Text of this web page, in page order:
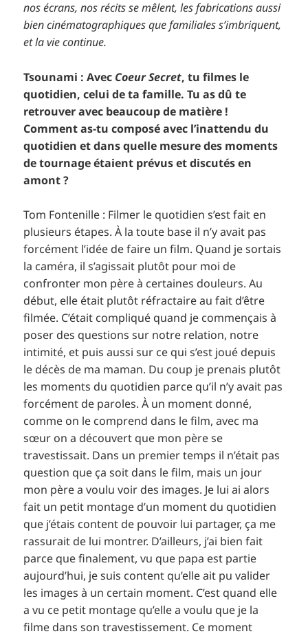
nos écrans, nos récits se mêlent, les fabrications aussi
bien cinématographiques que familiales s’imbriquent,
et la vie continue.
Tsounami : Avec Coeur Secret, tu filmes le
quotidien, celui de ta famille. Tu as dû te
retrouver avec beaucoup de matière !
Comment as-tu composé avec l’inattendu du
quotidien et dans quelle mesure des moments
de tournage étaient prévus et discutés en
amont ?
Tom Fontenille : Filmer le quotidien s’est fait en
plusieurs étapes. À la toute base il n’y avait pas
forcément l’idée de faire un film. Quand je sortais
la caméra, il s’agissait plutôt pour moi de
confronter mon père à certaines douleurs. Au
début, elle était plutôt réfractaire au fait d’être
filmée. C’était compliqué quand je commençais à
poser des questions sur notre relation, notre
intimité, et puis aussi sur ce qui s’est joué depuis
le décès de ma maman. Du coup je prenais plutôt
les moments du quotidien parce qu’il n’y avait pas
forcément de paroles. À un moment donné,
comme on le comprend dans le film, avec ma
sœur on a découvert que mon père se
travestissait. Dans un premier temps il n’était pas
question que ça soit dans le film, mais un jour
mon père a voulu voir des images. Je lui ai alors
fait un petit montage d’un moment du quotidien
que j’étais content de pouvoir lui partager, ça me
rassurait de lui montrer. D’ailleurs, j’ai bien fait
parce que finalement, vu que papa est partie
aujourd’hui, je suis content qu’elle ait pu valider
les images à un certain moment. C’est quand elle
a vu ce petit montage qu’elle a voulu que je la
filme dans son travestissement. Ce moment